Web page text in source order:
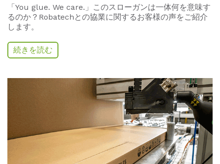
「 You glue. We care. 」このスローガンは一体何を意味す
るのか ？ Robatech との協業に関するお客様の声をご紹介
します。
続きを読む